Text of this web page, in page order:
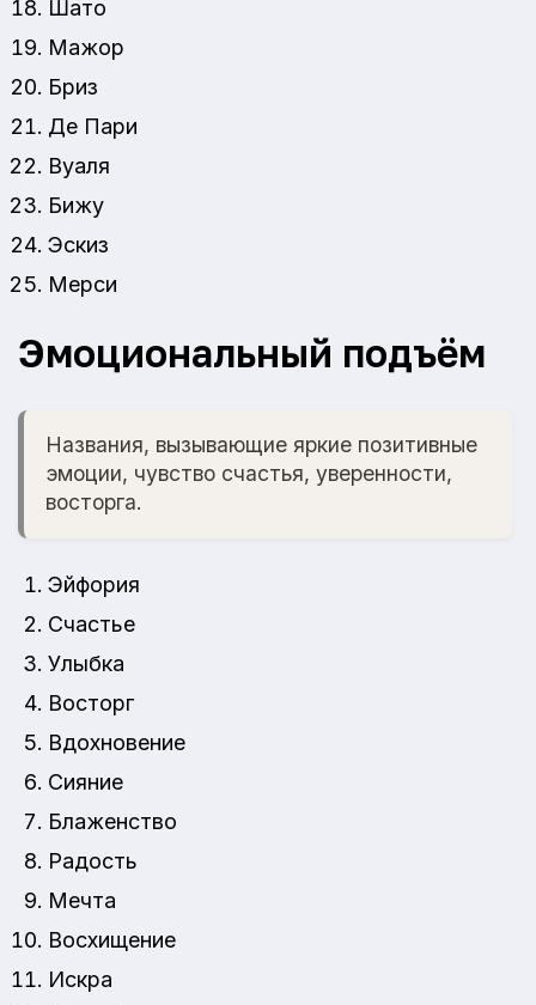
Шато
Мажор
Бриз
Де Пари
Вуаля
Бижу
Эскиз
Мерси
Эмоциональный подъём
Названия, вызывающие яркие позитивные
эмоции, чувство счастья, уверенности,
восторга.
Эйфория
Счастье
Улыбка
Восторг
Вдохновение
Сияние
Блаженство
Радость
Мечта
Восхищение
Искра